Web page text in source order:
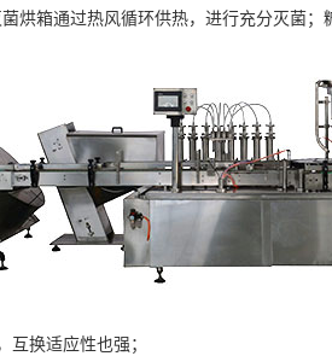
烘箱通过热风循环供热，进行充分灭菌
换适应性也强；